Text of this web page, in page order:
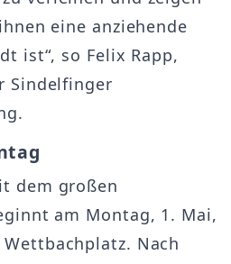
eine anziehende
ist“, so Felix Rapp,
Sindelfinger
dem großen
am Montag, 1. Mai,
Nach